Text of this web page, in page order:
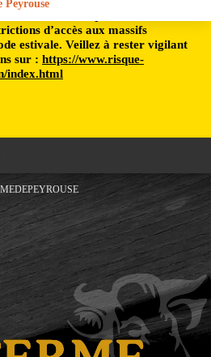
d’accès aux massifs
estivale. Veillez à rester vigilant
sur : https://www.risque-
index.html
Peyrouse